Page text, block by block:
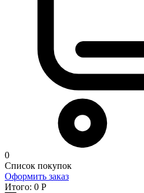
0
Список покупок
Оформить заказ
Итого: 0 Р